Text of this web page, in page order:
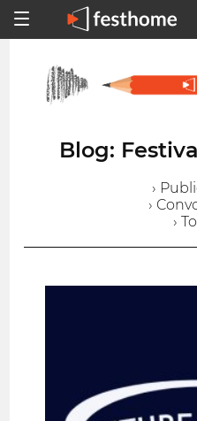
Blog:
›
›
›